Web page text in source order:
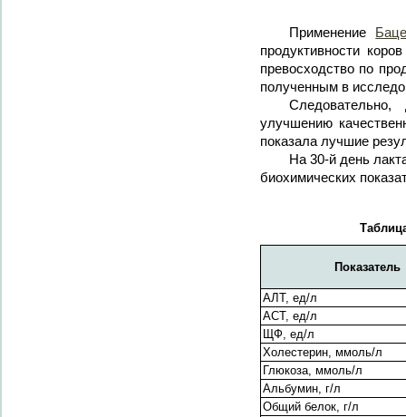
Применение
продуктивности
превосходство по
полученным в
улучшению
показала лучшие
На 30-й день
биохимических
Показатель
АЛТ, ед/л
АСТ, ед/л
ЩФ, ед/л
Холестерин, ммоль/л
Глюкоза, ммоль/л
Альбумин, г/л
Общий белок, г/л